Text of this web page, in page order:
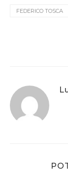
FEDERICO TOSCA